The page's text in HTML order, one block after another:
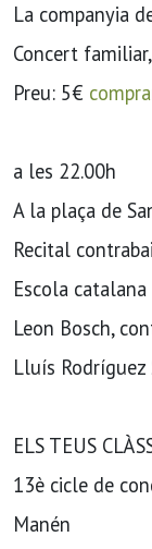
La companyia
Concert
Preu: 5€
a les 22.00h
A la plaça de
Recital
Escola
Leon Bosch,
Lluís Rodríguez
ELS TEUS
13è cicle de
Manén